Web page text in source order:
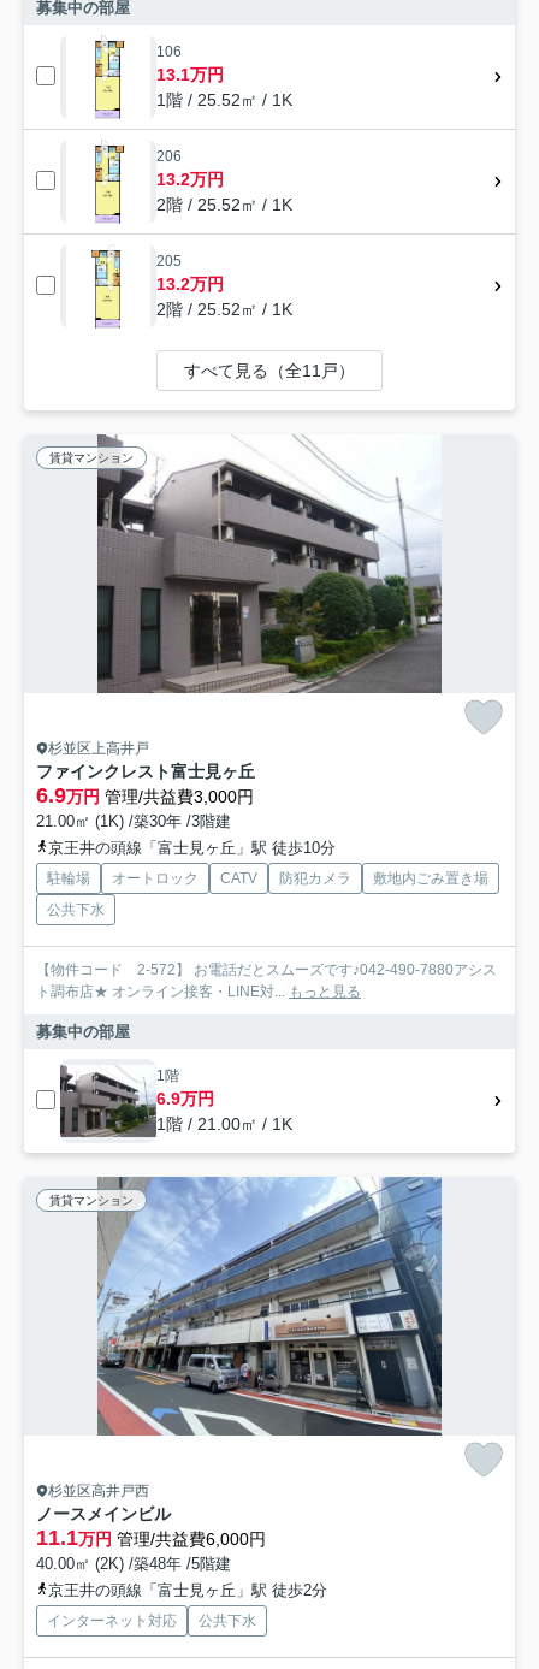
募集中の部屋
106
13.1万円
1階 / 25.52㎡ / 1K
206
13.2万円
2階 / 25.52㎡ / 1K
205
13.2万円
2階 / 25.52㎡ / 1K
すべて見る（全11戸）
賃貸マンション
杉並区上高井戸
ファインクレスト富士見ヶ丘
6.9万円 管理/共益費3,000円
21.00㎡ (1K) /築30年 /3階建
京王井の頭線「富士見ヶ丘」駅 徒歩10分
駐輪場 オートロック CATV 防犯カメラ
敷地内ごみ置き場
公共下水
【物件コード 2-572】 お電話だとスムーズです♪042-490-7880アシス
ト調布店★ オンライン接客・LINE対... もっと見る
募集中の部屋
1階
6.9万円
1階 / 21.00㎡ / 1K
賃貸マンション
杉並区高井戸西
ノースメインビル
11.1万円 管理/共益費6,000円
40.00㎡ (2K) /築48年 /5階建
京王井の頭線「富士見ヶ丘」駅 徒歩2分
インターネット対応 公共下水